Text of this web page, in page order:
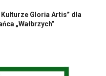
Kulturze Gloria Artis” dla
„Wałbrzych”